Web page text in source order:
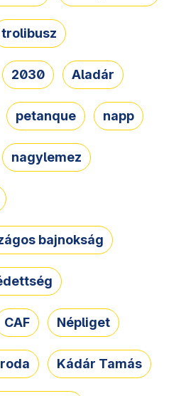
trolibusz
2030 Aladár
petanque napp
nagylemez
bajnokság
CAF Népliget
Kádár Tamás